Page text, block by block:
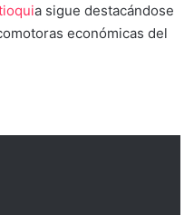
a sigue destacándose
económicas del